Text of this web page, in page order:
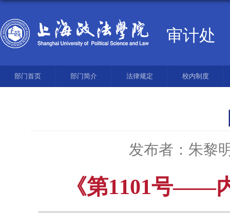
审计处
部门首页 部门简介 法律规定 校内制度
发布者：朱黎
《第1101号——